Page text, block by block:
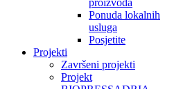
proizvoda
Ponuda lokalnih
usluga
Posjetite
Projekti
Završeni projekti
Projekt